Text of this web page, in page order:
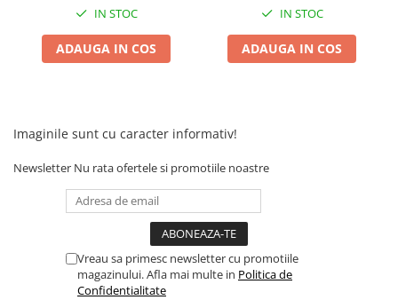
PIESE DE SCHIMB
Acceleratii
Acumulatori
Acumulatori 48V
Cauciucuri Fat Bike
Incarcatoare 24V
Incarcatoare 36V
IN STOC
ADAUGA IN COS
IN STOC
ADAUGA IN COS
Imaginile sunt cu caracter informativ!
Newsletter Nu rata ofertele si promotiile noastre
Vreau sa primesc newsletter cu promotiile
magazinului. Afla mai multe in Politica de
Confidentialitate